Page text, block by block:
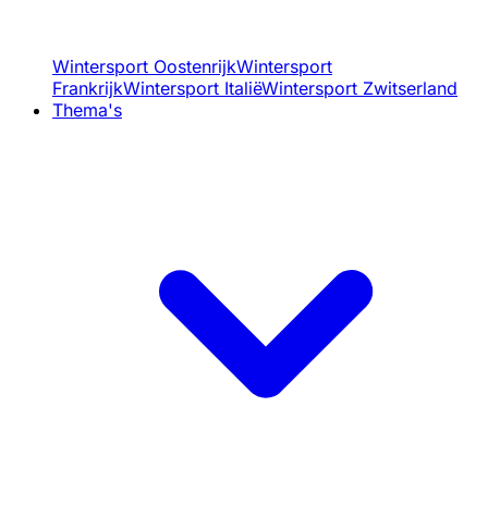
Wintersport OostenrijkWintersport
FrankrijkWintersport ItaliëWintersport Zwitserland
Thema's